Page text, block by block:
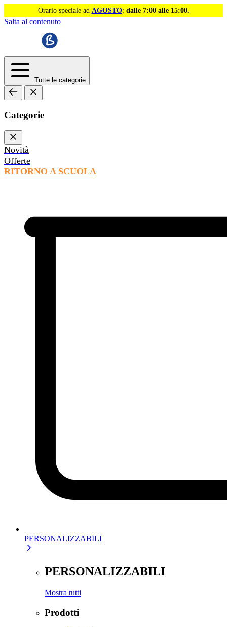
Orario speciale ad AGOSTO: dalle 7:00 alle 15:00.
Salta al contenuto
Tutte le categorie
Categorie
Novità
Offerte
RITORNO A SCUOLA
PERSONALIZZABILI
PERSONALIZZABILI
Mostra tutti
Prodotti